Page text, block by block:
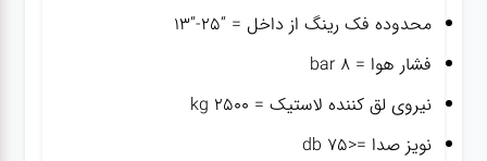
محدوده فک رینگ از داخل = “۲۵-“۱۳
فشار هوا = ۸ bar
نیروی لق کننده لاستیک = ۲۵۰۰ kg
نویز صدا =<75 db